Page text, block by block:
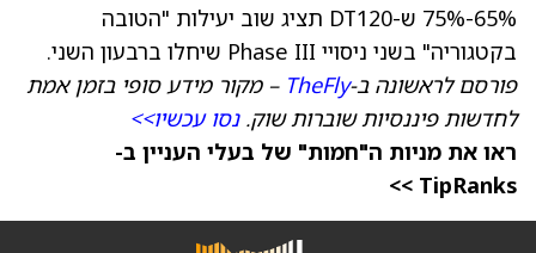
65%-75% ש-DT120 תציג שוב יעילות "הטובה
בקטגוריה" בשני ניסויי Phase III שיחלו ברבעון השני.
פורסם לראשונה ב-TheFly – מקור מידע סופי בזמן אמת
לחדשות פיננסיות שוברות שוק.נסו עכשיו>>
ראו את מניות ה"חמות" של בעלי העניין ב-
TipRanks >>